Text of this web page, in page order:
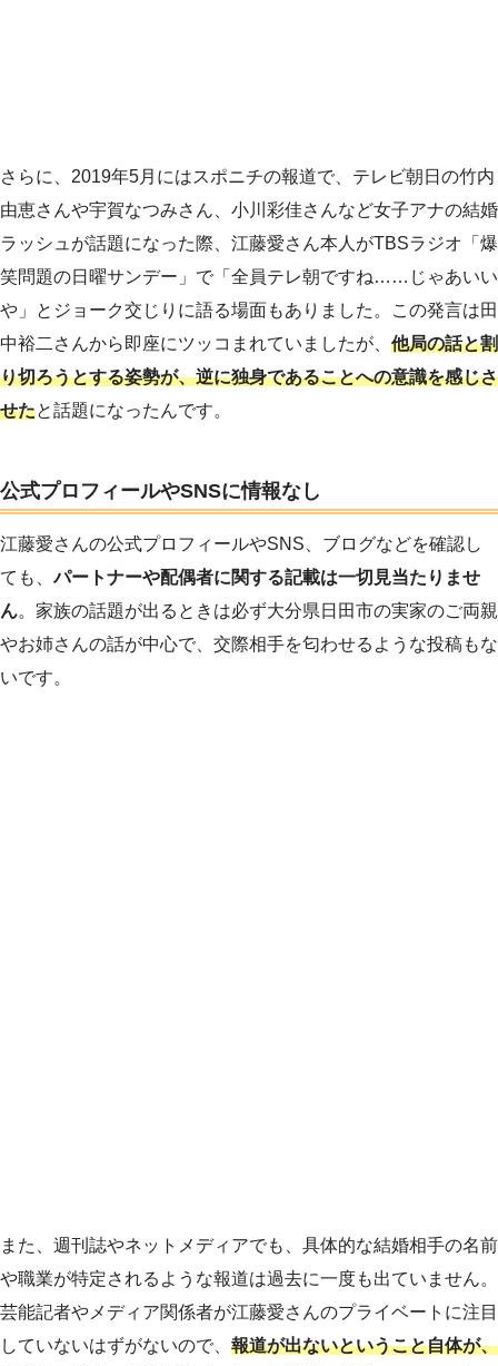
さらに、2019年5月にはスポニチの報道で、テレビ朝日の竹内
由恵さんや宇賀なつみさん、小川彩佳さんなど女子アナの結婚
ラッシュが話題になった際、江藤愛さん本人がTBSラジオ「爆
笑問題の日曜サンデー」で「全員テレ朝ですね……じゃあいい
や」とジョーク交じりに語る場面もありました。この発言は田
中裕二さんから即座にツッコまれていましたが、 他局の話と割
り切ろうとする姿勢が、逆に独身であることへの意識を感じさ
せたと話題になったんです。
公式プロフィールやSNSに情報なし
江藤愛さんの公式プロフィールやSNS、ブログなどを確認し
ても、パートナーや配偶者に関する記載は一切見当たりませ
ん。家族の話題が出るときは必ず大分県日田市の実家のご両親
やお姉さんの話が中心で、交際相手を匂わせるような投稿もな
いです。
また、週刊誌やネットメディアでも、具体的な結婚相手の名前
や職業が特定されるような報道は過去に一度も出ていません。
芸能記者やメディア関係者が江藤愛さんのプライベートに注目
していないはずがないので、 報道が出ないということ自体が、